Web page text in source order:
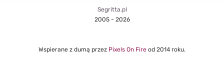
Segritta.pl
2005 - 2026
Wspierane z dumą przez Pixels On Fire od 2014 roku.